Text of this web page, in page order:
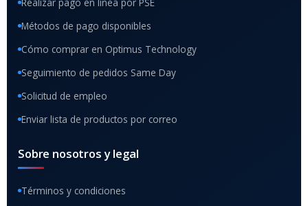
Métodos de pago disponibles
Cómo comprar en Optimus Technology
Seguimiento de pedidos Same Day
Solicitud de empleo
Enviar lista de productos por correo
Sobre nosotros y legal
Términos y condiciones